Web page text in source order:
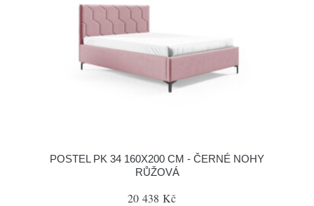
POSTEL PK 34 160X200 CM - ČERNÉ NOHY
RŮŽOVÁ
20 438 Kč